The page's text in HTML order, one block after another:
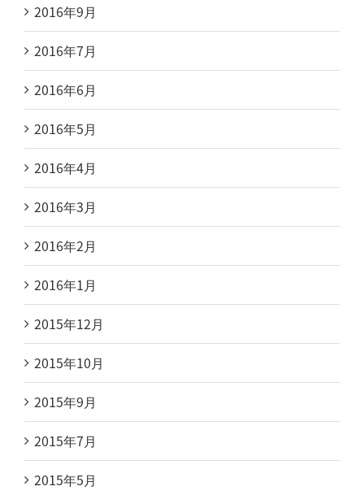
2016年9月
2016年7月
2016年6月
2016年5月
2016年4月
2016年3月
2016年2月
2016年1月
2015年12月
2015年10月
2015年9月
2015年7月
2015年5月